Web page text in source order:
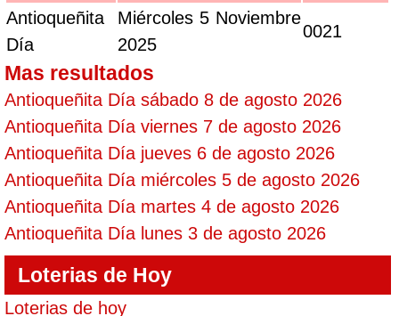
Antioqueñita
Día
Miércoles 5 Noviembre
2025
0021
Mas resultados
Antioqueñita Día sábado 8 de agosto 2026
Antioqueñita Día viernes 7 de agosto 2026
Antioqueñita Día jueves 6 de agosto 2026
Antioqueñita Día miércoles 5 de agosto 2026
Antioqueñita Día martes 4 de agosto 2026
Antioqueñita Día lunes 3 de agosto 2026
Loterias de Hoy
Loterias de hoy